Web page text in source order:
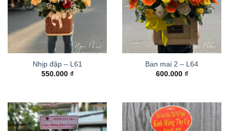
Nhịp đập – L61
550.000 ₫
Ban mai 2 – L64
600.000 ₫